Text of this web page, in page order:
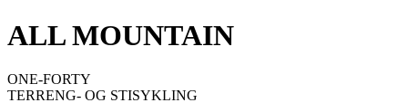
ALL MOUNTAIN
ONE-FORTY
TERRENG- OG STISYKLING